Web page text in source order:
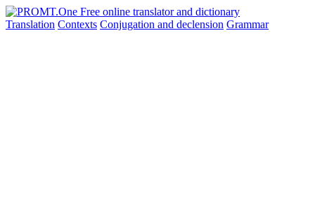
Translation Contexts Conjugation and declension Grammar